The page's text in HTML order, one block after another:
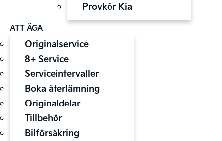
Provkör Kia
ATT ÄGA
Originalservice
8+ Service
Serviceintervaller
Boka återlämning
Originaldelar
Tillbehör
Bilförsäkring